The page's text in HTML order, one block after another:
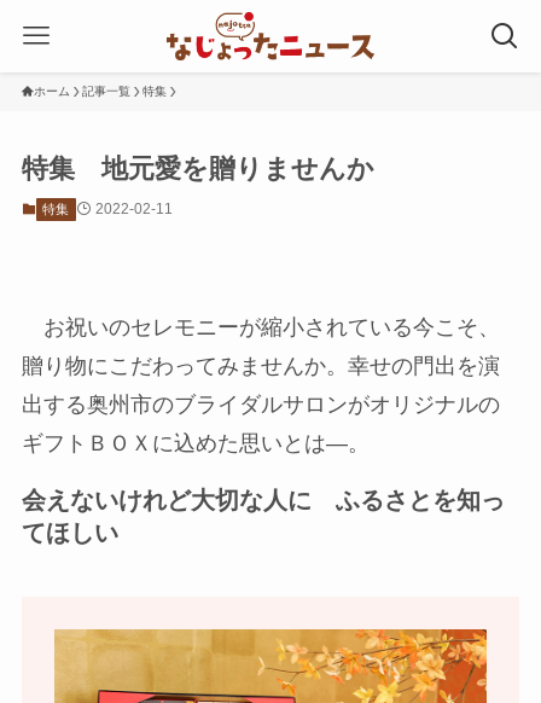
ホーム 記事一覧 特集
特集 地元愛を贈りませんか
特集 2022-02-11
お祝いのセレモニーが縮小されている今こそ、
贈り物にこだわってみませんか。幸せの門出を演
出する奥州市のブライダルサロンがオリジナルの
ギフトＢＯＸに込めた思いとは―。
会えないけれど大切な人に ふるさとを知っ
てほしい